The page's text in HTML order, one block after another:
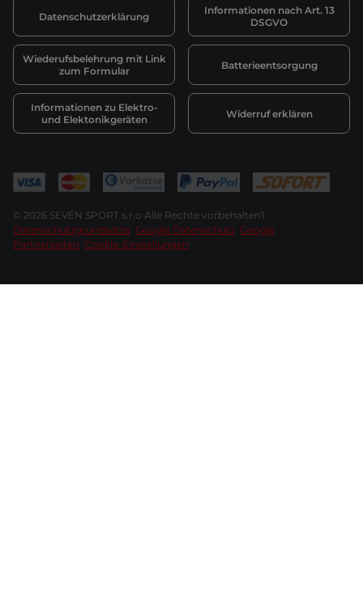
Datenschutzerklärung
Informationen nach Art. 13
DSGVO
Wiederufsbelehrung mit Link
zum Formular
Batterieentsorgung
Informationen zu Elektro-
und Elektonikgeräten
Widerruf erklären
© 2026 SEVEN SPORT s.r.o Alle Rechte vorbehalten1
Datenschutzgrundsätze Google Datenschutz Google
Partnerseiten Cookie-Einstellungen